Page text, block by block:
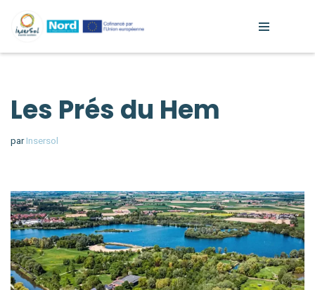
Aller
au
Les Prés du Hem
parInsersol